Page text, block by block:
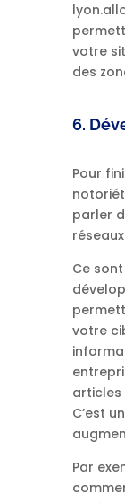
votre
des
6.
Pour
parler
Ce
votre
articles
C’est
Par